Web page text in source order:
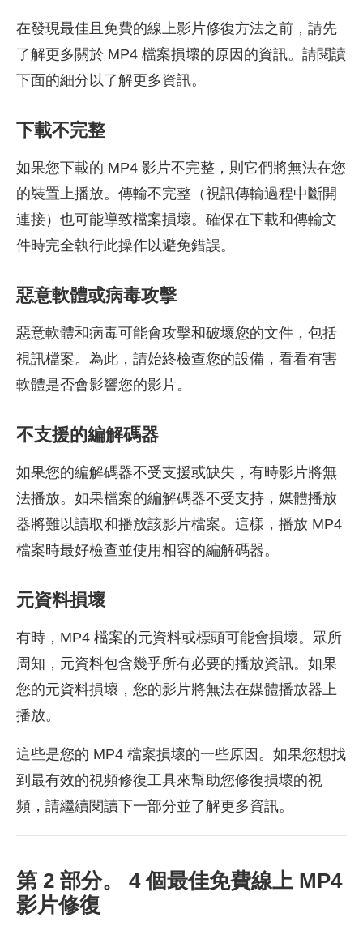
在發現最佳且免費的線上影片修復方法之前，請先
了解更多關於 MP4 檔案損壞的原因的資訊。請閱讀
下面的細分以了解更多資訊。
下載不完整
如果您下載的 MP4 影片不完整，則它們將無法在您
的裝置上播放。傳輸不完整（視訊傳輸過程中斷開
連接）也可能導致檔案損壞。確保在下載和傳輸文
件時完全執行此操作以避免錯誤。
惡意軟體或病毒攻擊
惡意軟體和病毒可能會攻擊和破壞您的文件，包括
視訊檔案。為此，請始終檢查您的設備，看看有害
軟體是否會影響您的影片。
不支援的編解碼器
如果您的編解碼器不受支援或缺失，有時影片將無
法播放。如果檔案的編解碼器不受支持，媒體播放
器將難以讀取和播放該影片檔案。這樣，播放 MP4
檔案時最好檢查並使用相容的編解碼器。
元資料損壞
有時，MP4 檔案的元資料或標頭可能會損壞。眾所
周知，元資料包含幾乎所有必要的播放資訊。如果
您的元資料損壞，您的影片將無法在媒體播放器上
播放。
這些是您的 MP4 檔案損壞的一些原因。如果您想找
到最有效的視頻修復工具來幫助您修復損壞的視
頻，請繼續閱讀下一部分並了解更多資訊。
第 2 部分。 4 個最佳免費線上 MP4
影片修復